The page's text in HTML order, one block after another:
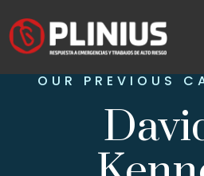
OUR PREVIOUS